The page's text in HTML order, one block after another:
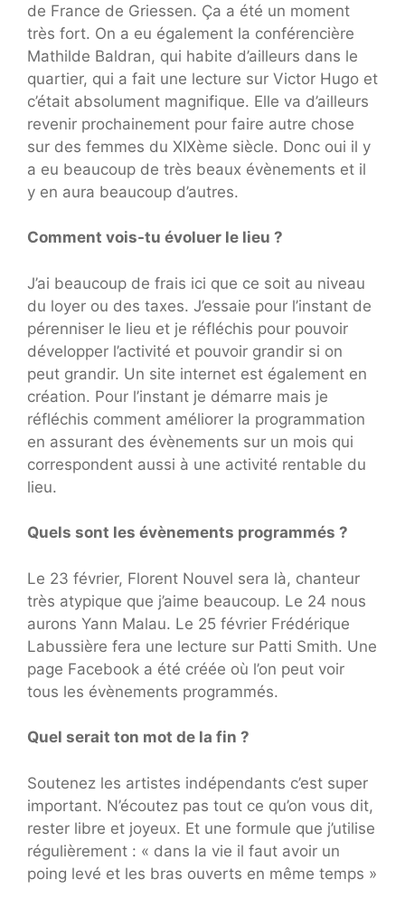
de France de Griessen. Ça a été un moment
très fort. On a eu également la conférencière
Mathilde Baldran, qui habite d’ailleurs dans le
quartier, qui a fait une lecture sur Victor Hugo et
c’était absolument magnifique. Elle va d’ailleurs
revenir prochainement pour faire autre chose
sur des femmes du XIXème siècle. Donc oui il y
a eu beaucoup de très beaux évènements et il
y en aura beaucoup d’autres.
Comment vois-tu évoluer le lieu ?
J’ai beaucoup de frais ici que ce soit au niveau
du loyer ou des taxes. J’essaie pour l’instant de
pérenniser le lieu et je réfléchis pour pouvoir
développer l’activité et pouvoir grandir si on
peut grandir. Un site internet est également en
création. Pour l’instant je démarre mais je
réfléchis comment améliorer la programmation
en assurant des évènements sur un mois qui
correspondent aussi à une activité rentable du
lieu.
Quels sont les évènements programmés ?
Le 23 février, Florent Nouvel sera là, chanteur
très atypique que j’aime beaucoup. Le 24 nous
aurons Yann Malau. Le 25 février Frédérique
Labussière fera une lecture sur Patti Smith. Une
page Facebook a été créée où l’on peut voir
tous les évènements programmés.
Quel serait ton mot de la fin ?
Soutenez les artistes indépendants c’est super
important. N’écoutez pas tout ce qu’on vous dit,
rester libre et joyeux. Et une formule que j’utilise
régulièrement : « dans la vie il faut avoir un
poing levé et les bras ouverts en même temps »